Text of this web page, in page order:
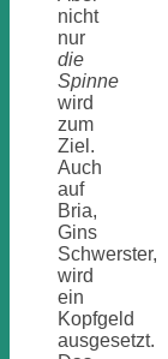
nicht
nur
die
Spinne
wird
zum
Ziel.
Auch
auf
Bria,
Gins
Schwerster,
wird
ein
Kopfgeld
ausgesetzt.